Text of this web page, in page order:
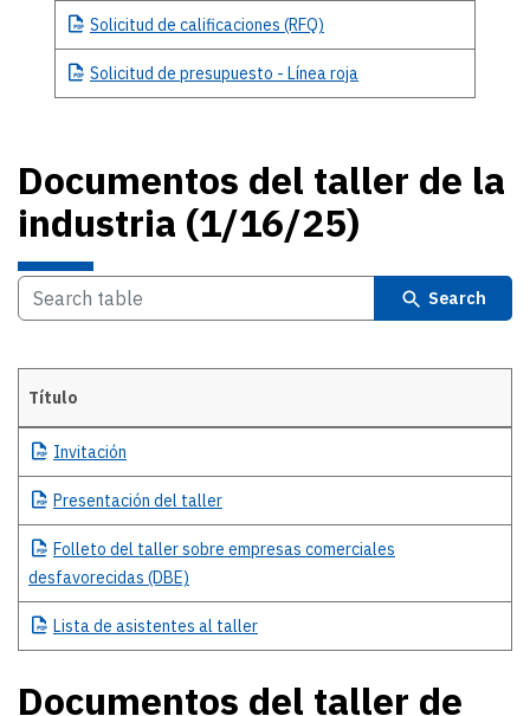
Solicitud de calificaciones (RFQ)
Solicitud de presupuesto - Línea roja
Documentos del taller de la
industria (1/16/25)
Search
Details
Título
Invitación
Presentación del taller
Folleto del taller sobre empresas comerciales
desfavorecidas (DBE)
Listade asistentes al taller
Documentos del taller de